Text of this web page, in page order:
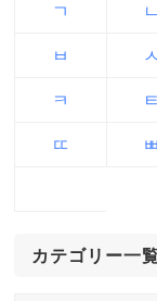
ㄱ ㄴ
ㅂ ㅅ
ㅋ ㅌ
ㄸ ㅃ
カテゴリー一